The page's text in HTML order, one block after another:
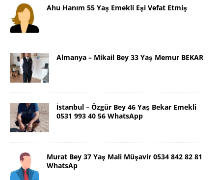
Ahu Hanım 55 Yaş Emekli Eşi Vefat Etmiş
Almanya – Mikail Bey 33 Yaş Memur BEKAR
İstanbul – Özgür Bey 46 Yaş Bekar Emekli
0531 993 40 56 WhatsApp
Murat Bey 37 Yaş Mali Müşavir 0534 842 82 81
WhatsAp